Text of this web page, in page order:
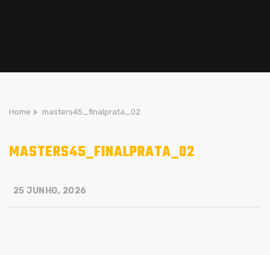
Home > masters45_finalprata_02
MASTERS45_FINALPRATA_02
25 JUNHO, 2026